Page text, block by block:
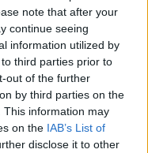
note that after your
continue seeing
information utilized by
third parties prior to
out of the further
by third parties on the
This information may
on the IAB’s List of
disclose it to other
sen tästä.
koronavirustartunta